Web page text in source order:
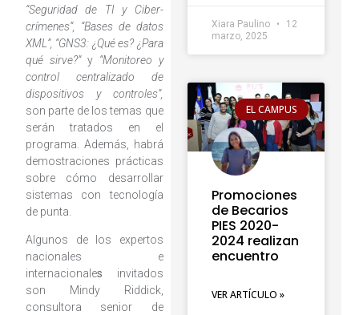
“Seguridad de TI y Ciber-
crímenes”, “Bases de datos
XML”, “GNS3: ¿Qué es? ¿Para
qué sirve?”y “Monitoreo y
control centralizado de
dispositivos y controles”,
son parte de los temas que
serán tratados en el
programa. Además, habrá
demostraciones prácticas
sobre cómo desarrollar
sistemas con tecnología
de punta.
Algunos de los expertos
nacionales e
internacionales invitados
son Mindy Riddick,
consultora senior de
Xiara Paulino
12
marzo, 2025
EL CAMPUS
Promociones
de Becarios
PIES 2020-
2024 realizan
encuentro
VER ARTÍCULO »